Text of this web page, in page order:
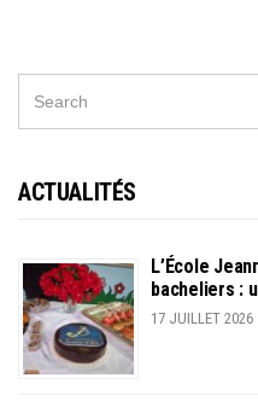
ACTUALITÉS
L’École
bacheliers :
17 JUILLET 2026